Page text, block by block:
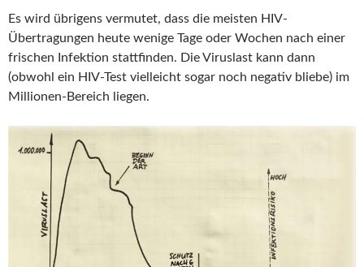
Es wird übrigens vermutet, dass die meisten HIV-
Übertragungen heute wenige Tage oder Wochen nach einer
frischen Infektion stattfinden. Die Viruslast kann dann
(obwohl ein HIV-Test vielleicht sogar noch negativ bliebe) im
Millionen-Bereich liegen.